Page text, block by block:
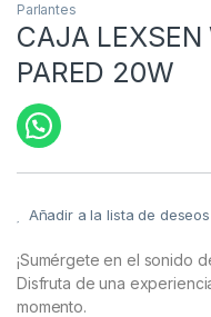
Parlantes
CAJA
PARED 20W
Añadir a la lista de deseos
¡Sumérgete en el sonido
Disfruta de una
momento.